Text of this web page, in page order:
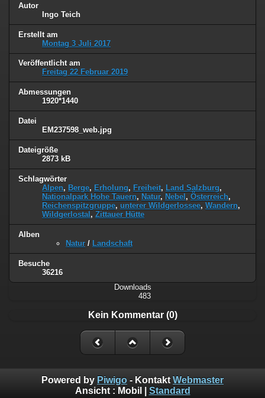
Autor
Ingo Teich
Erstellt am
Montag 3 Juli 2017
Veröffentlicht am
Freitag 22 Februar 2019
Abmessungen
1920*1440
Datei
EM237598_web.jpg
Dateigröße
2873 kB
Schlagwörter
Alpen, Berge, Erholung, Freiheit, Land Salzburg,
Nationalpark Hohe Tauern, Natur, Nebel , Österreich,
Reichenspitzgruppe, unterer Wildgerlossee, Wandern,
Wildgerlostal , Zittauer Hütte
Alben
Natur / Landschaft
Besuche
36216
Downloads
483
Kein Kommentar (0)
Powered by Piwigo - Kontakt Webmaster
Ansicht : Mobil Standard